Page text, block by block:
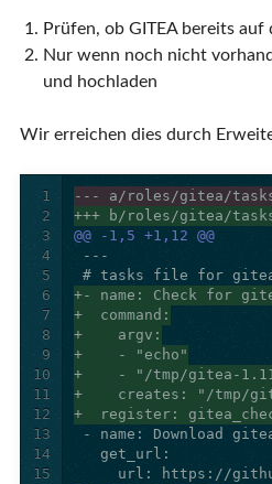
Prüfen, ob GITEA bereits
Nur wenn noch nicht
und hochladen
Wir erreichen dies durch
1
2
3
4
5
6
7
8
9
10
11
12
13
14
15
--- a/roles/gitea/
+++ b/roles/gitea/
@@ -1,5 +1,12 @@
+- name: Check for
+  command:
+    argv:
+    - "echo"
+    - "/tmp/gitea-
+    creates: "/tmp/
+  register: